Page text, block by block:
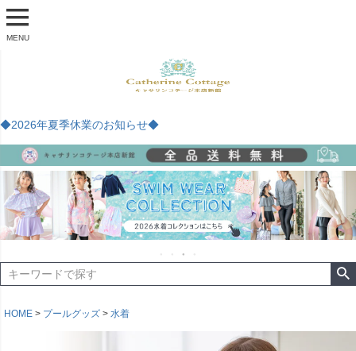
MENU
◆2026年夏季休業のお知らせ◆
HOME プールグッズ 水着